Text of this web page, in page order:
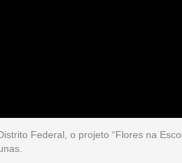
Federal, o projeto “Flores na